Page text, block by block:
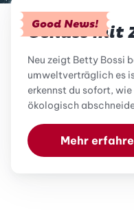
Good News!
Genuss mit
Neu zeigt Betty Bossi
umweltverträglich es
erkennst du sofort,
ökologisch
Mehr